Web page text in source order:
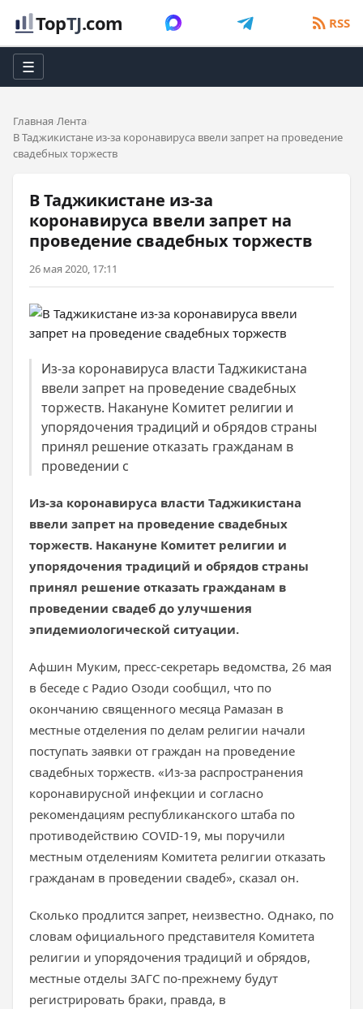
TopTJ.com RSS
☰
Главная Лента
В Таджикистане из-за коронавируса ввели запрет на проведение
свадебных торжеств
В Таджикистане из-за
коронавируса ввели запрет на
проведение свадебных торжеств
26 мая 2020, 17:11
Из-за коронавируса власти Таджикистана
ввели запрет на проведение свадебных
торжеств. Накануне Комитет религии и
упорядочения традиций и обрядов страны
принял решение отказать гражданам в
проведении с
Из-за коронавируса власти Таджикистана
ввели запрет на проведение свадебных
торжеств. Накануне Комитет религии и
упорядочения традиций и обрядов страны
принял решение отказать гражданам в
проведении свадеб до улучшения
эпидемиологической ситуации.
Афшин Муким, пресс-секретарь ведомства, 26 мая
в беседе с Радио Озоди сообщил, что по
окончанию священного месяца Рамазан в
местные отделения по делам религии начали
поступать заявки от граждан на проведение
свадебных торжеств. «Из-за распространения
коронавирусной инфекции и согласно
рекомендациям республиканского штаба по
противодействию COVID-19, мы поручили
местным отделениям Комитета религии отказать
гражданам в проведении свадеб», сказал он.
Сколько продлится запрет, неизвестно. Однако, по
словам официального представителя Комитета
религии и упорядочения традиций и обрядов,
местные отделы ЗАГС по-прежнему будут
регистрировать браки, правда, в